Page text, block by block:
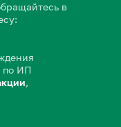
в
по ИП
,